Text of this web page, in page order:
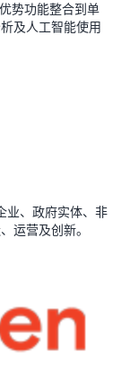
势功能整合到单
及人工智能使用
业、政府实体、非
运营及创新。